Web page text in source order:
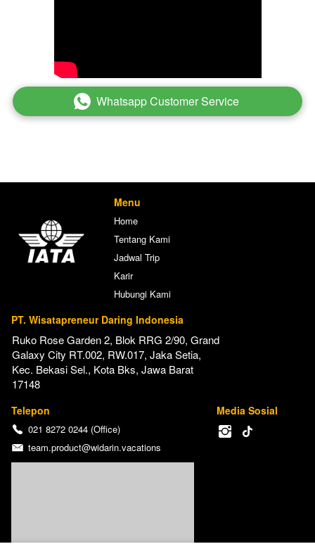
` Whatsapp Customer Service
Menu
Home
Tentang Kami
Jadwal Trip
Karir
Hubungi Kami
PT. Wisatapreneur Daring Indonesia
Ruko Rose Garden 2, Blok RRG 2/90, Grand
Galaxy City RT.002, RW.017, Jaka Setia,
Kec. Bekasi Sel., Kota Bks, Jawa Barat
17148
Telepon
021 8272 0244 (Office)
team.product@widarin.vacations
Media Sosial